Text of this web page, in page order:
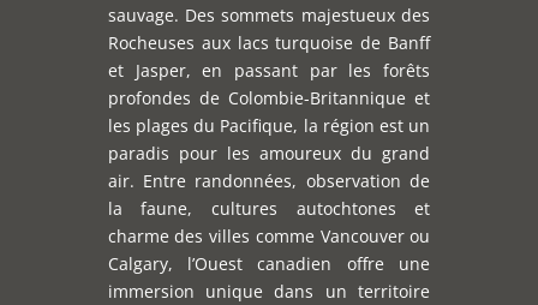
sauvage. Des sommets majestueux des
Rocheuses aux lacs turquoise de Banff
et Jasper, en passant par les forêts
profondes de Colombie-Britannique et
les plages du Pacifique, la région est un
paradis pour les amoureux du grand
air. Entre randonnées, observation de
la faune, cultures autochtones et
charme des villes comme Vancouver ou
Calgary, l’Ouest canadien offre une
immersion unique dans un territoire